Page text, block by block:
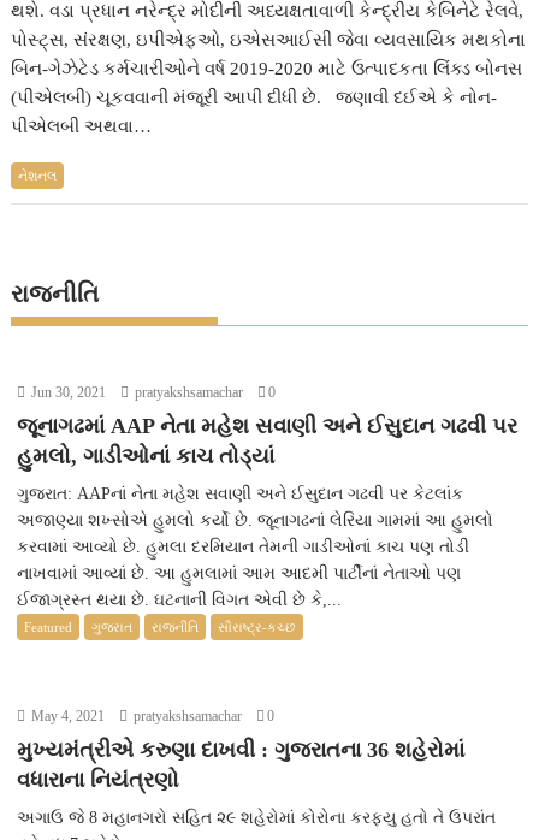
થશે. વડા પ્રધાન નરેન્દ્ર મોદીની અધ્યક્ષતાવાળી કેન્દ્રીય કેબિનેટે રેલવે,
પોસ્ટ્સ, સંરક્ષણ, ઇપીએફઓ, ઇએસઆઈસી જેવા વ્યવસાયિક મથકોના
બિન-ગેઝેટેડ કર્મચારીઓને વર્ષ 2019-2020 માટે ઉત્પાદકતા લિંક્ડ બોનસ
(પીએલબી) ચૂકવવાની મંજૂરી આપી દીધી છે. જણાવી દઈએ કે નોન-
પીએલબી અથવા…
નેશનલ
રાજનીતિ
Jun 30, 2021 pratyakshsamachar 0
જૂનાગઢમાં AAP નેતા મહેશ સવાણી અને ઈસુદાન ગઢવી પર
હુમલો, ગાડીઓનાં કાચ તોડ્યાં
ગુજરાત: AAPનાં નેતા મહેશ સવાણી અને ઈસુદાન ગઢવી પર કેટલાંક
અજાણ્યા શખ્સોએ હુમલો કર્યો છે. જૂનાગઢનાં લેરિયા ગામમાં આ હુમલો
કરવામાં આવ્યો છે. હુમલા દરમિયાન તેમની ગાડીઓનાં કાચ પણ તોડી
નાખવામાં આવ્યાં છે. આ હુમલામાં આમ આદમી પાર્ટીનાં નેતાઓ પણ
ઈજાગ્રસ્ત થયા છે. ઘટનાની વિગત એવી છે કે,...
Featured ગુજરાત રાજનીતિ સૌરાષ્ટ્ર-કચ્છ
May 4, 2021 pratyakshsamachar 0
મુખ્યમંત્રીએ કરુણા દાખવી : ગુજરાતના 36 શહેરોમાં
વધારાના નિયંત્રણો
અગાઉ જે 8 મહાનગરો સહિત ૨૯ શહેરોમાં કોરોના કરફ્યુ હતો તે ઉપરાંત